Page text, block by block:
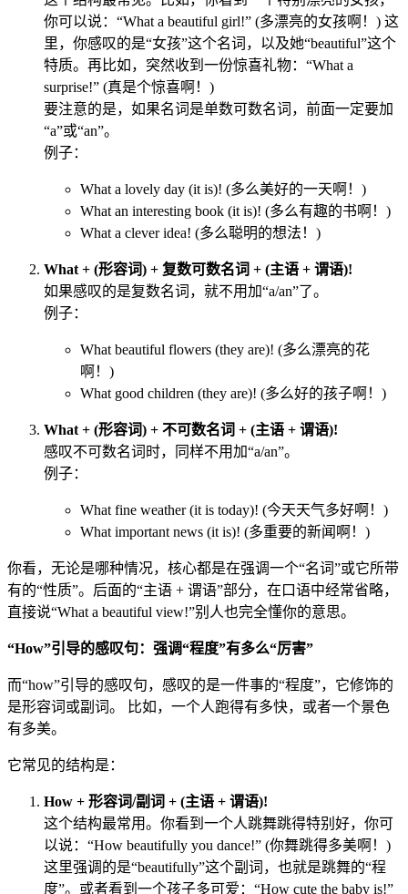
你可以说：“What a beautiful girl!” (多漂亮的女孩啊！) 这
里，你感叹的是“女孩”这个名词，以及她“beautiful”这个
特质。再比如，突然收到一份惊喜礼物：“What a
surprise!” (真是个惊喜啊！)
要注意的是，如果名词是单数可数名词，前面一定要加
“a”或“an”。
例子：
What a lovely day (it is)! (多么美好的一天啊！)
What an interesting book (it is)! (多么有趣的书啊！)
What a clever idea! (多么聪明的想法！)
What + (形容词) + 复数可数名词 + (主语 + 谓语)!
如果感叹的是复数名词，就不用加“a/an”了。
例子：
What beautiful flowers (they are)! (多么漂亮的花
啊！)
What good children (they are)! (多么好的孩子啊！)
What + (形容词) + 不可数名词 + (主语 + 谓语)!
感叹不可数名词时，同样不用加“a/an”。
例子：
What fine weather (it is today)! (今天天气多好啊！)
What important news (it is)! (多重要的新闻啊！)
你看，无论是哪种情况，核心都是在强调一个“名词”或它所带
有的“性质”。后面的“主语 + 谓语”部分，在口语中经常省略，
直接说“What a beautiful view!”别人也完全懂你的意思。
“How”引导的感叹句：强调“程度”有多么“厉害”
而“how”引导的感叹句，感叹的是一件事的“程度”，它修饰的
是形容词或副词。 比如，一个人跑得有多快，或者一个景色
有多美。
它常见的结构是：
How + 形容词/副词 + (主语 + 谓语)!
这个结构最常用。你看到一个人跳舞跳得特别好，你可
以说：“How beautifully you dance!” (你舞跳得多美啊！)
这里强调的是“beautifully”这个副词，也就是跳舞的“程
度”。或者看到一个孩子多可爱：“How cute the baby is!”